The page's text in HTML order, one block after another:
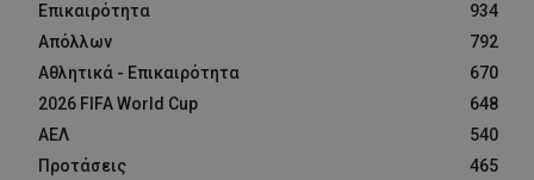
Επικαιρότητα
934
Απόλλων
792
Αθλητικά - Επικαιρότητα
670
2026 FIFA World Cup
648
ΑΕΛ
540
Προτάσεις
465